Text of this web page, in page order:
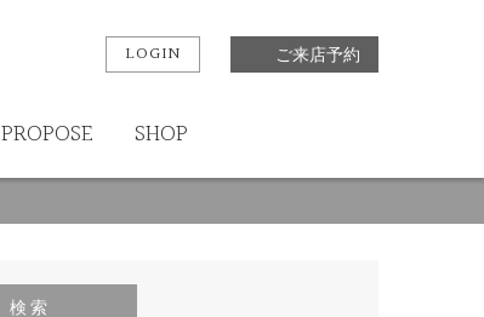
LOGIN ご来店予約
PROPOSE SHOP